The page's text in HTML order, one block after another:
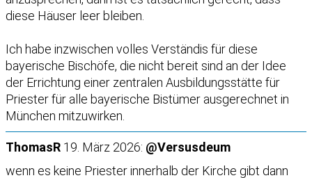
diese Häuser leer bleiben.
Ich habe inzwischen volles Verständis für diese
bayerische Bischöfe, die nicht bereit sind an der Idee
der Errichtung einer zentralen Ausbildungsstätte für
Priester für alle bayerische Bistümer ausgerechnet in
München mitzuwirken.
ThomasR 19. März 2026: @Versusdeum
wenn es keine Priester innerhalb der Kirche gibt dann